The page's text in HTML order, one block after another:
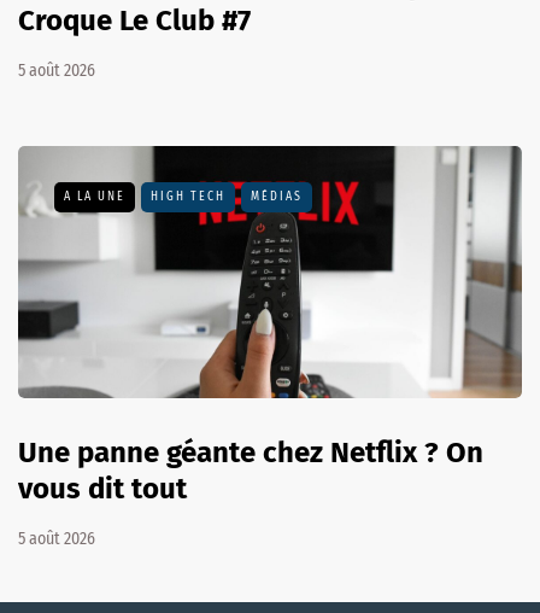
Croque Le Club #7
5 août 2026
A LA UNE HIGH TECH MÉDIAS
Une panne géante chez Netflix ? On
vous dit tout
5 août 2026